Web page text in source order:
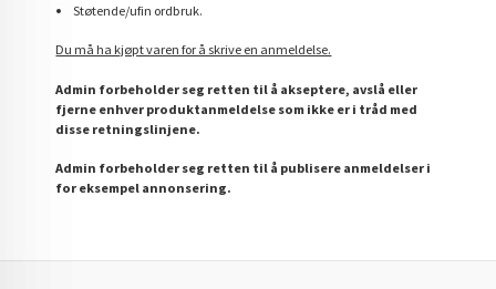
Støtende/ufin ordbruk.
Du må ha kjøpt varen for å skrive en anmeldelse.
Admin forbeholder seg retten til å akseptere, avslå eller
fjerne enhver produktanmeldelse som ikke er i tråd med
disse retningslinjene.
Admin forbeholder seg retten til å publisere anmeldelser i
for eksempel annonsering.